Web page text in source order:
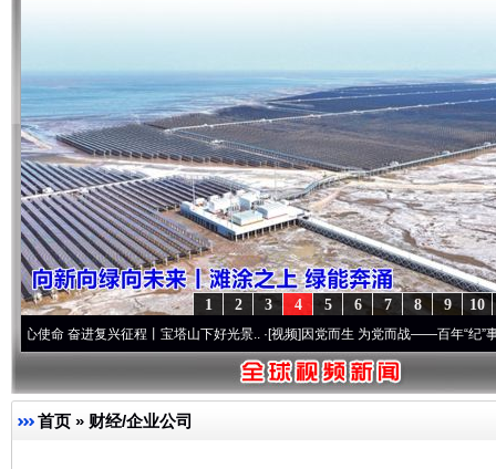
10
9
8
7
6
5
4
3
2
1
奋进复兴征程丨宝塔山下好光景..·[视频]因党而生 为党而战——百年“纪”事⑧加强纪
首页 » 财经/企业公司